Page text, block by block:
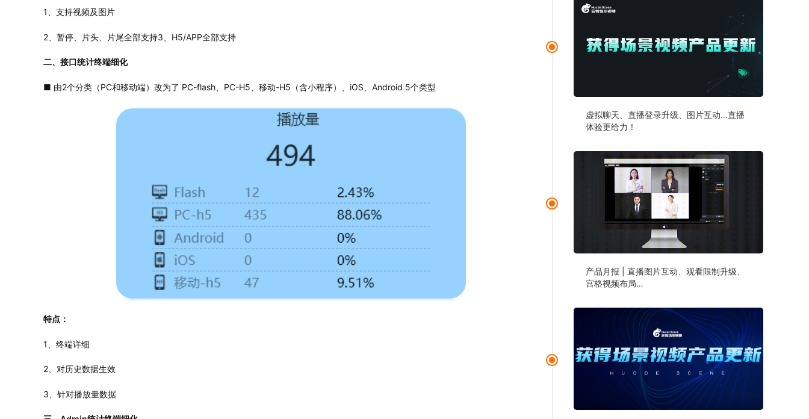
1、支持视频及图片
2、暂停、片头、片尾全部支持3、H5/APP全部支持
二、接口统计终端细化
■ 由2个分类（PC和移动端）改为了 PC-flash、PC-H5、移动-H5（含小程序）、iOS、Android 5个类型
特点：
1、终端详细
2、对历史数据生效
3、针对播放量数据
虚拟聊天、直播登录升级、图片互动…直播
体验更给力！
产品月报 | 直播图片互动、观看限制升级、
宫格视频布局…